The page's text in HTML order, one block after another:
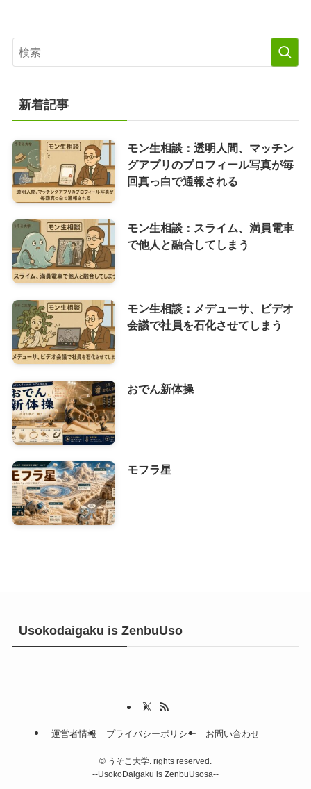
新着記事
モン生相談：透明人間、マッチン
グアプリのプロフィール写真が毎
回真っ白で通報される
モン生相談：スライム、満員電車
で他人と融合してしまう
モン生相談：メデューサ、ビデオ
会議で社員を石化させてしまう
おでん新体操
モフラ星
Usokodaigaku is ZenbuUso
運営者情報 プライバシーポリシー お問い合わせ
© うそこ大学. rights reserved.
--UsokoDaigaku is ZenbuUsosa--